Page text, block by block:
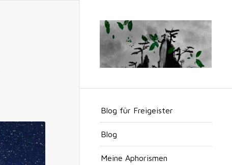
Blog für Freigeister
Blog
Meine Aphorismen